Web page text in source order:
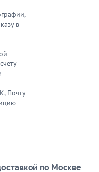
в
Почту
по Москве